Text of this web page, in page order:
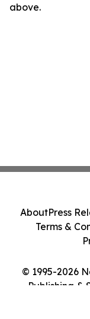
above.
© 1995-2026
Publishing &
AboutPress
Terms &